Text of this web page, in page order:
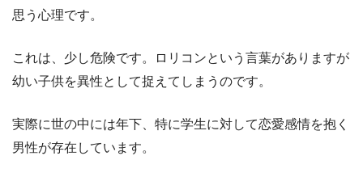
思う心理です。
これは、少し危険です。ロリコンという言葉がありますが
幼い子供を異性として捉えてしまうのです。
実際に世の中には年下、特に学生に対して恋愛感情を抱く
男性が存在しています。